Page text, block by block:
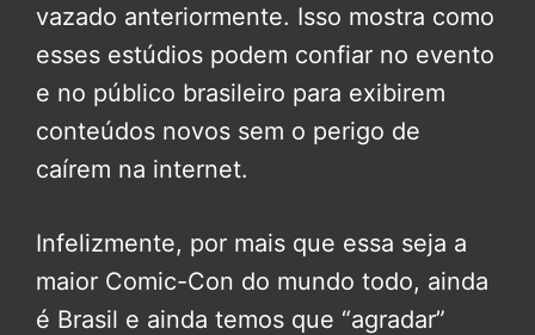
vazado anteriormente. Isso mostra como
esses estúdios podem confiar no evento
e no público brasileiro para exibirem
conteúdos novos sem o perigo de
caírem na internet.
Infelizmente, por mais que essa seja a
maior Comic-Con do mundo todo, ainda
é Brasil e ainda temos que “agradar”